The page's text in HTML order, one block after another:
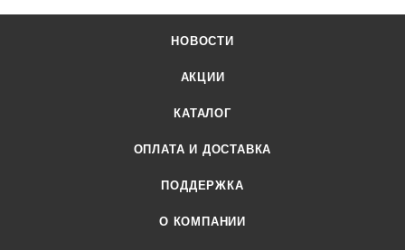
НОВОСТИ
АКЦИИ
КАТАЛОГ
ОПЛАТА И ДОСТАВКА
ПОДДЕРЖКА
О КОМПАНИИ